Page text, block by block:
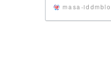
masa-